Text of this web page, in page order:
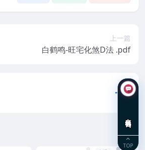
上一篇
白鹤鸣-旺宅化煞D法 .pdf
TOP